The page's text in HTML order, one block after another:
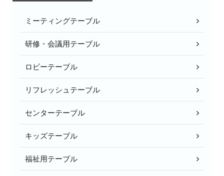
ミーティングテーブル
研修・会議用テーブル
ロビーテーブル
リフレッシュテーブル
センターテーブル
キッズテーブル
福祉用テーブル